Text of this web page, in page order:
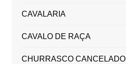
CAVALARIA
CAVALO DE RAÇA
CHURRASCO CANCELADO